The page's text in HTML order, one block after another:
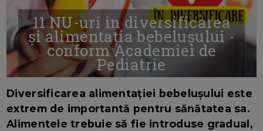
11 NU-uri in diversificarea
și alimentația bebelușului -
conform Academiei de
Pediatrie
Diversificarea alimentației bebelușului este
extrem de importantă pentru sănătatea sa.
Alimentele trebuie să fie introduse gradual,